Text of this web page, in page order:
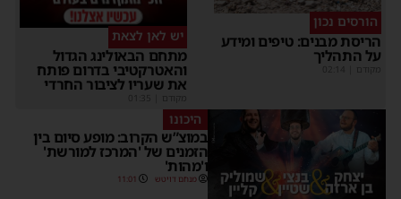
הורסים נכון
הריסת מבנים: טיפים ומידע
על התהליך
יש לאן לצאת
מתחם הבאולינג הגדול
והאטרקטיבי בדרום פותח
את שעריו לציבור החרדי
היכונו
במוצ”ש הקרוב: מופע סיום בין
הזמנים של 'המרכז למורשת'
ו'מהות'
מנחם דויטש 11:01